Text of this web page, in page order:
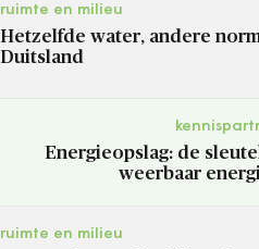
ruimte en milieu
Hetzelfde water, andere
Duitsland
Energieopslag: de
weerbaar
ruimte en milieu